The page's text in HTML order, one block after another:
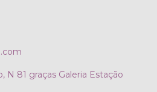
N 81 graças Galeria Estação